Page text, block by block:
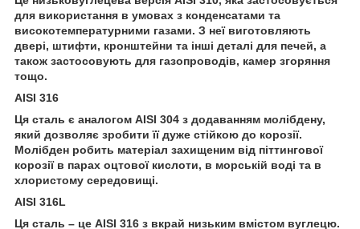
для використання в умовах з конденсатами та
високотемпературними газами. З неї виготовляють
двері, штифти, кронштейни та інші деталі для печей, а
також застосовують для газопроводів, камер згоряння
тощо.
AISI 316
Ця сталь є аналогом AISI 304 з додаванням молібдену,
який дозволяє зробити її дуже стійкою до корозії.
Молібден робить матеріал захищеним від піттингової
корозії в парах оцтової кислоти, в морській воді та в
хлористому середовищі.
AISI 316L
Ця сталь – це AISI 316 з вкрай низьким вмістом вуглецю.